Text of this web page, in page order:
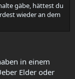
gäbe, hättest du
wieder an dem
in einem
Elder oder